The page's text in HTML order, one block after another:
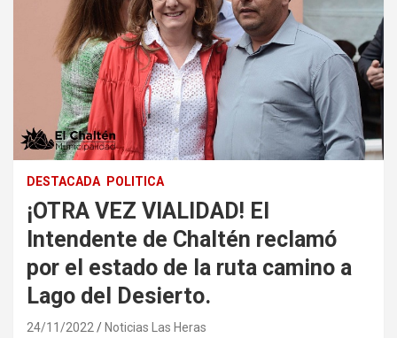
DESTACADA POLITICA
¡OTRA VEZ VIALIDAD! El
Intendente de Chaltén reclamó
por el estado de la ruta camino a
Lago del Desierto.
24/11/2022 Noticias Las Heras